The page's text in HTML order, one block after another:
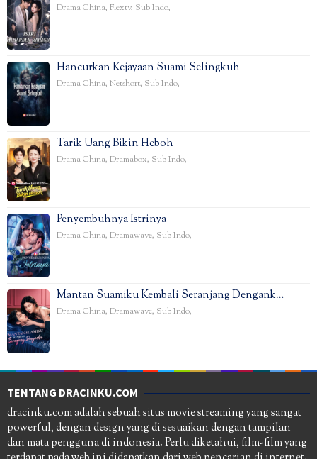
Drama China, Flextv, Sub Indo,
Hancurkan Kejayaan Suami Selingkuh
Drama China, Netshort, Sub Indo,
Tarik Uang Bikin Heboh
Drama China, Dramabox, Sub Indo,
Penyembuhnya Istrinya
Drama China, Dramawave, Sub Indo,
Mantan Suamiku Kembali Seranjang Dengank…
Drama China, Dramawave, Sub Indo,
TENTANG DRACINKU.COM
dracinku.com adalah sebuah situs movie streaming yang sangat
powerful, dengan design yang di sesuaikan dengan tampilan
dan mata pengguna di indonesia. Perlu diketahui, film-film yang